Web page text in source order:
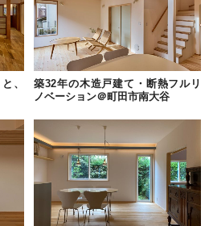
、
築32年の木造戸建て・断熱フルリ
ノベーション＠町田市南大谷